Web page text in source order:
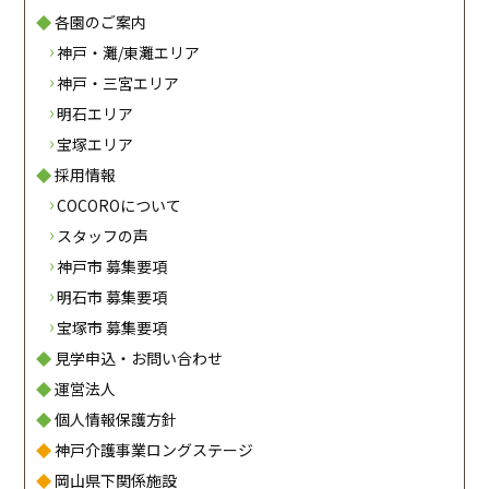
各園のご案内
神戸・灘/東灘エリア
神戸・三宮エリア
明石エリア
宝塚エリア
採用情報
COCOROについて
スタッフの声
神戸市 募集要項
明石市 募集要項
宝塚市 募集要項
見学申込・お問い合わせ
運営法人
個人情報保護方針
神戸介護事業ロングステージ
岡山県下関係施設